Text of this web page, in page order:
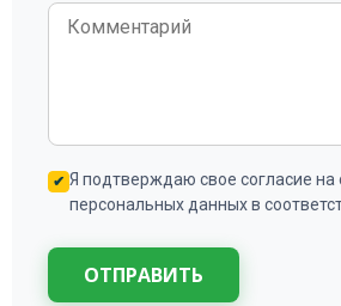
Я подтверждаю свое согласие на
персональных данных в
ОТПРАВИТЬ